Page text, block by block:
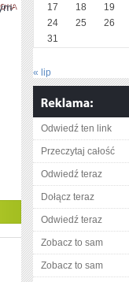
17
18 19
24
25 26
31
« lip
Odwiedź ten link
Przeczytaj całość
Odwiedź teraz
Dołącz teraz
Odwiedź teraz
Zobacz to sam
Zobacz to sam